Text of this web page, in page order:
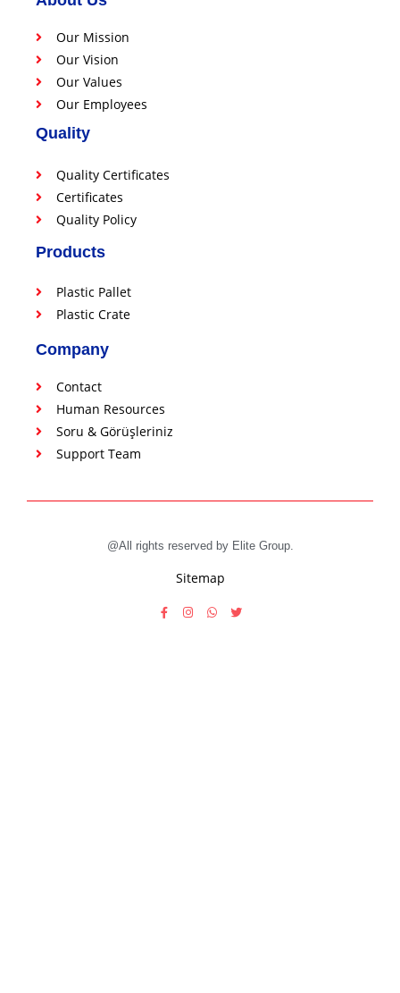
Our Mission
Our Vision
Our Values
Our Employees
Quality
Quality Certificates
Certificates
Quality Policy
Products
Plastic Pallet
Plastic Crate
Company
Contact
Human Resources
Soru & Görüşleriniz
Support Team
@All rights reserved by Elite Group.
Sitemap